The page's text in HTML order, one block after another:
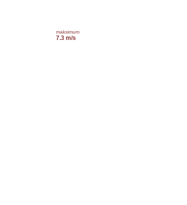
maksimum
7.3 m/s